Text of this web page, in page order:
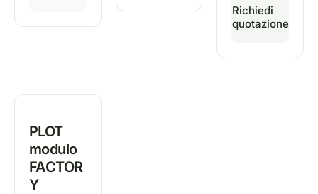
Richiedi
quotazione
PLOT
modulo
FACTOR
Y